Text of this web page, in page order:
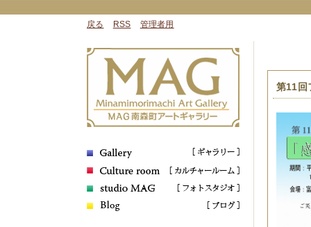
戻る RSS 管理者用
第11回